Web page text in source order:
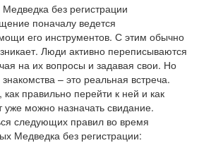
без регистрации
поначалу ведется
его инструментов. С этим обычно
Люди активно переписываются
на их вопросы и задавая свои. Но
– это реальная встреча.
правильно перейти к ней и как
уже можно назначать свидание.
следующих правил во время
Медведка без регистрации: